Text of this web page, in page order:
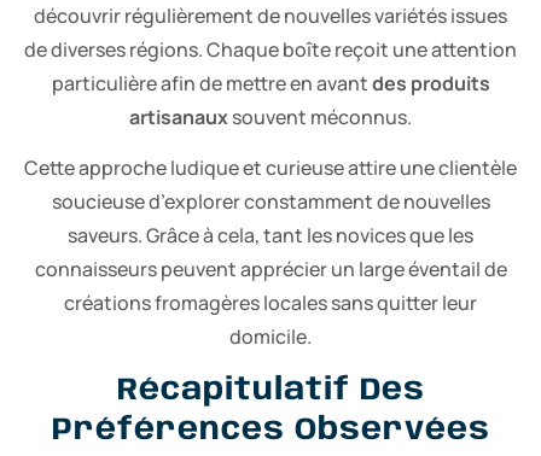
découvrir régulièrement de nouvelles variétés issues
de diverses régions. Chaque boîte reçoit une attention
particulière afin de mettre en avantdes produits
artisanauxsouvent méconnus.
Cette approche ludique et curieuse attire une clientèle
soucieuse d’explorer constamment de nouvelles
saveurs. Grâce à cela, tant les novices que les
connaisseurs peuvent apprécier un large éventail de
créations fromagères locales sans quitter leur
domicile.
Récapitulatif Des
Préférences Observées